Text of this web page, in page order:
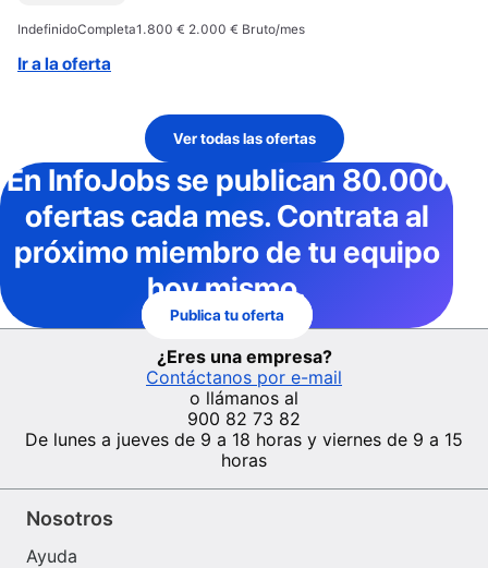
IndefinidoCompleta1.800 € 2.000 € Bruto/mes
Ir a la oferta
Ver todas las ofertas
En InfoJobsse publican 80.000
ofertas cada mes. Contrata al
próximo miembro de tu equipo
hoy mismo.
Publica tu oferta
¿Eres una empresa?
Contáctanos por e-mail
o llámanos al
900 82 73 82
De lunes a jueves de 9 a 18 horas y viernes de 9 a 15
horas
Nosotros
Ayuda